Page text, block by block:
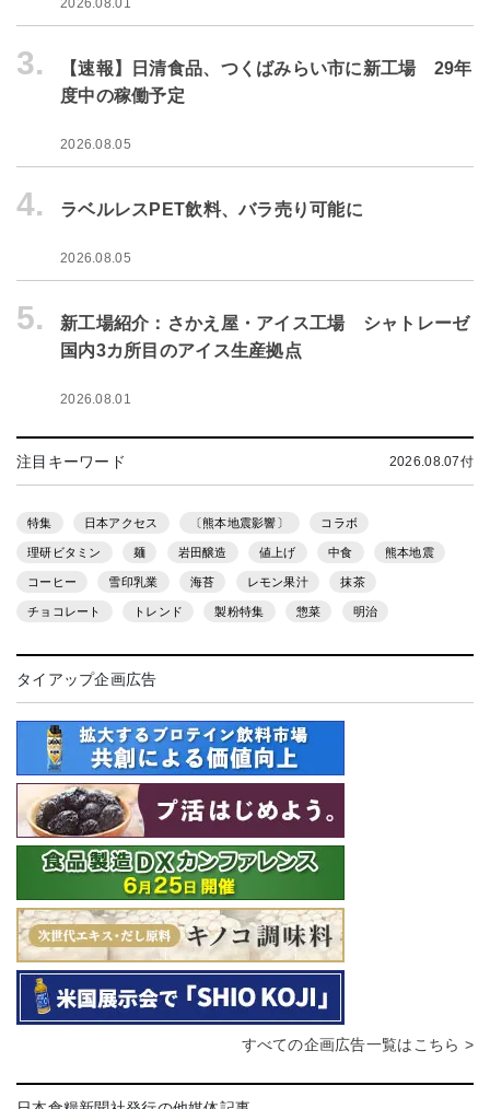
2026.08.01
3.
【速報】日清食品、つくばみらい市に新工場 29年
度中の稼働予定
2026.08.05
4. ラベルレスPET飲料、バラ売り可能に
2026.08.05
5.
新工場紹介：さかえ屋・アイス工場 シャトレーゼ
国内3カ所目のアイス生産拠点
2026.08.01
注目キーワード 2026.08.07付
特集 日本アクセス 〔熊本地震影響〕 コラボ
理研ビタミン 麺 岩田醸造 値上げ 中食 熊本地震
コーヒー 雪印乳業 海苔 レモン果汁 抹茶
チョコレート トレンド 製粉特集 惣菜 明治
タイアップ企画広告
すべての企画広告一覧はこちら >